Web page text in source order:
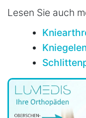
Lesen Sie auch